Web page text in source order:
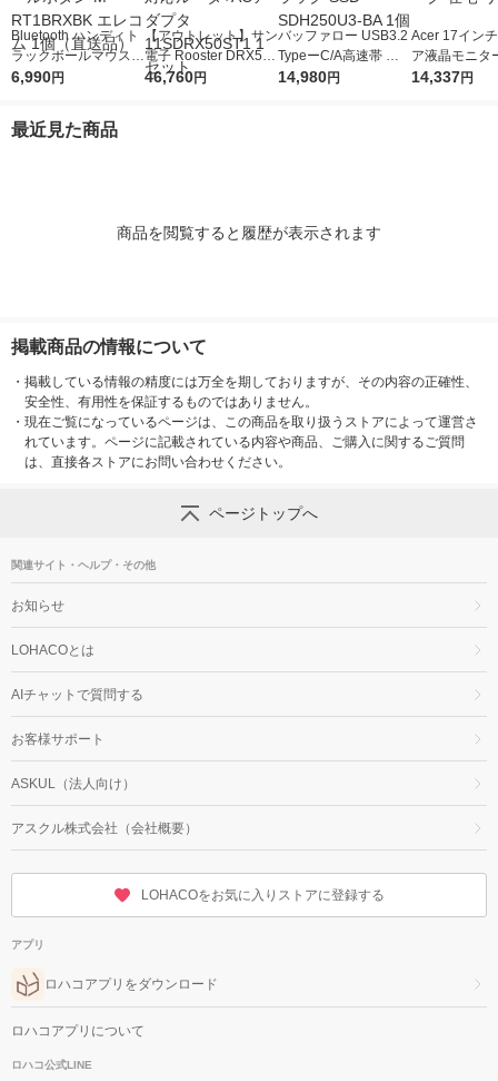
Bluetooth ハンディト
ラックボールマウス R
elacon メディアコン
個（直送品）
6,990円
【アウトレット】サン
電子 Rooster DRX500
2-SET デュアルSIM対
46,760円
バッファロー USB3.2
TypeーC/A高速帯 ス
ティック型SSD 250G
14,980円
Acer 17イン
ア液晶モニタ
イト
14,337円
最近見た商品
商品を閲覧すると履歴が表示されます
掲載商品の情報について
・ 掲載している情報の精度には万全を期しておりますが、その内容の正確性、
安全性、有用性を保証するものではありません。
・ 現在ご覧になっているページは、この商品を取り扱うストアによって運営さ
れています。ページに記載されている内容や商品、ご購入に関するご質問
は、直接各ストアにお問い合わせください。
ページトップへ
関連サイト・ヘルプ・その他
お知らせ
LOHACOとは
AIチャットで質問する
お客様サポート
ASKUL（法人向け）
アスクル株式会社（会社概要）
LOHACOをお気に入りストアに登録する
アプリ
ロハコアプリをダウンロード
ロハコアプリについて
ロハコ公式LINE